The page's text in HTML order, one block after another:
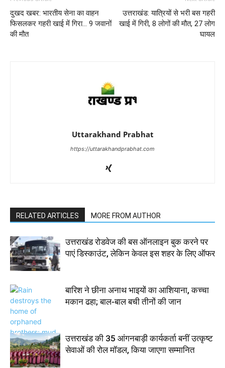
दुखद खबर: भारतीय सेना का वाहन
फिसलकर गहरी खाई में गिरा… 9 जवानों
की मौत
उत्तराखंड: यात्रियों से भरी बस गहरी
खाई में गिरी, 8 लोगों की मौत, 27 लोग
घायल
Uttarakhand Prabhat
https://uttarakhandprabhat.com
RELATED ARTICLES MORE FROM AUTHOR
उत्तराखंड रोडवेज की बस ऑनलाइन बुक करने पर
पाएं डिस्काउंट, लेकिन केवल इस शहर के लिए ऑफर
बारिश ने छीना अनाथ भाइयों का आशियाना, कच्चा
मकान ढहा; बाल-बाल बची तीनों की जान
उत्तराखंड की 35 आंगनबाड़ी कार्यकर्ता बनीं उत्कृष्ट
सेवाओं की रोल मॉडल, किया जाएगा सम्मानित